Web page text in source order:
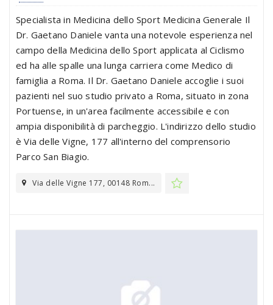
Specialista in Medicina dello Sport Medicina Generale Il
Dr. Gaetano Daniele vanta una notevole esperienza nel
campo della Medicina dello Sport applicata al Ciclismo
ed ha alle spalle una lunga carriera come Medico di
famiglia a Roma. Il Dr. Gaetano Daniele accoglie i suoi
pazienti nel suo studio privato a Roma, situato in zona
Portuense, in un'area facilmente accessibile e con
ampia disponibilità di parcheggio. L'indirizzo dello studio
è Via delle Vigne, 177 all'interno del comprensorio
Parco San Biagio.
Via delle Vigne 177, 00148 Rom...